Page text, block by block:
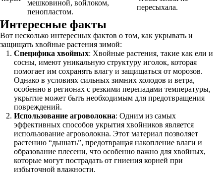
мешковиной, войлоком,
пенопластом.
пересыхала.
Интересные факты
Вот несколько интересных фактов о том, как укрывать и
защищать хвойные растения зимой:
Специфика хвойных: Хвойные растения, такие как ели и
сосны, имеют уникальную структуру иголок, которая
помогает им сохранять влагу и защищаться от морозов.
Однако в условиях сильных зимних холодов и ветра,
особенно в регионах с резкими перепадами температуры,
укрытие может быть необходимым для предотвращения
повреждений.
Использование агроволокна: Одним из самых
эффективных способов укрытия хвойников является
использование агроволокна. Этот материал позволяет
растению “дышать”, предотвращая накопление влаги и
образование плесени, что особенно важно для хвойных,
которые могут пострадать от гниения корней при
избыточной влажности.